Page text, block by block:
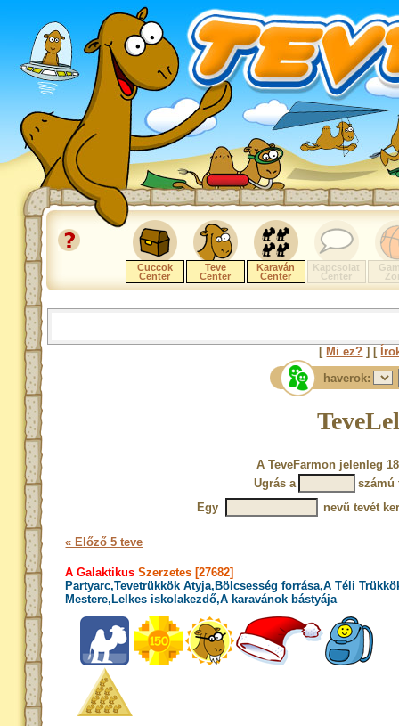
Cuccok
Center
Teve
Center
Karaván
Center
Kapcsolat
Center
[ Mi ez? ] [
haverok:
A TeveFarmon jelenleg
Ugrás a
számú
Egy
nevű tevét
« Előző 5 teve
A Galaktikus Szerzetes [27682]
Partyarc,Tevetrükkök Atyja,Bölcsesség forrása,A Téli
Mestere,Lelkes iskolakezdő,A karavánok bástyája